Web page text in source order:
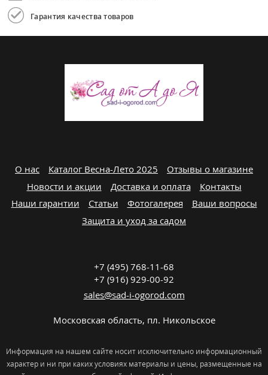
Гарантия качества товаров
О нас Каталог Весна-Лето 2025
Отзывы о магазине
Новости и акции
Доставка и оплата
Контакты
Наши гарантии
Статьи Фотогалерея
Ваши вопросы
Защита и уход за садом
+7 (495) 768-11-68
+7 (916) 929-00-92
sales@sad-i-ogorod.com
Московская область, пл. Никольcкое
Информация на нашем сайте носит исключительно информационный
характер и ни при каких условиях материалы и цены, размещенные на